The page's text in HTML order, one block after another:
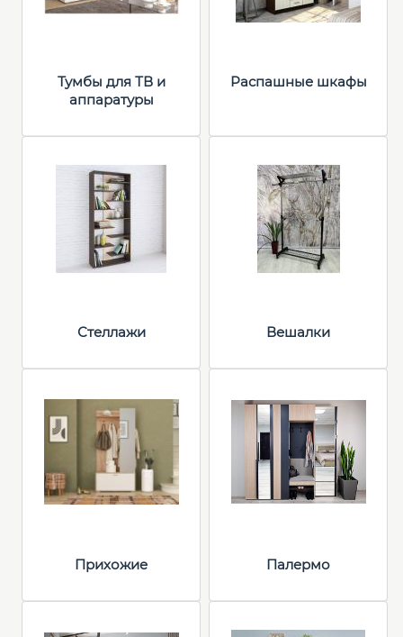
Тумбы для ТВ и
аппаратуры
Распашные шкафы
Стеллажи Вешалки
Прихожие Палермо